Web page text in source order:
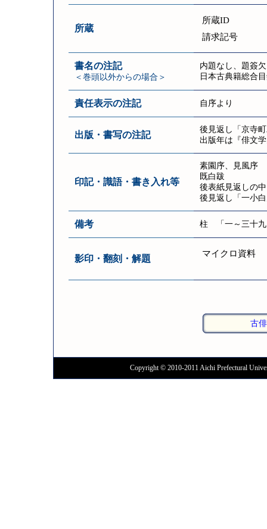
所蔵
所蔵ID
請求記号
書名の注記
＜巻頭以外からの場合＞
内題なし、題簽欠
日本古典籍総合
責任表示の注記 自序より
出版・書写の注記
後見返し「京寺
出版年は『俳文
印記・識語・書き入れ等
素園序、見風序
既白跋
後表紙見返しの
後見返し「一小
備考 柱 「一～三十九
影印・翻刻・解題 マイクロ資料
古
Copyright © 2010-2011 Aichi Prefectural